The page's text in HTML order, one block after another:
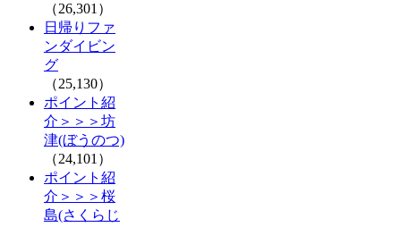
（26,301）
日帰りファ
ンダイビン
グ
（25,130）
ポイント紹
介＞＞＞坊
津(ぼうのつ)
（24,101）
ポイント紹
介＞＞＞桜
島(さくらじ